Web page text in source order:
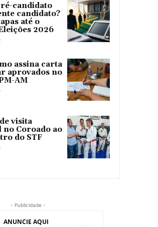
candidato
candidato?
até o
2026
assina carta
aprovados no
AM
visita
Coroado ao
do STF
- Publicidade -